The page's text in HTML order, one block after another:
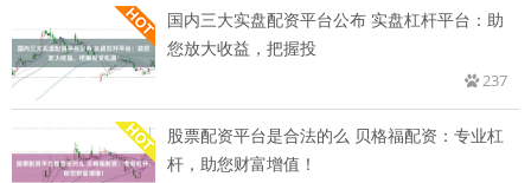
国内三大实盘配资平台公布 实盘杠杆平台：助
您放大收益，把握投
237
股票配资平台是合法的么 贝格福配资：专业杠
杆，助您财富增值！